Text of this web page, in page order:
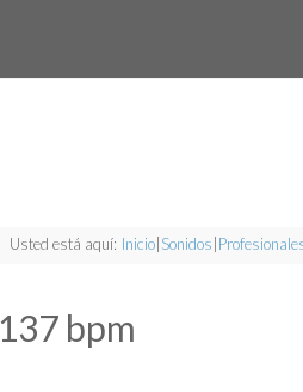
Usted está aquí: Inicio Sonidos
137 bpm